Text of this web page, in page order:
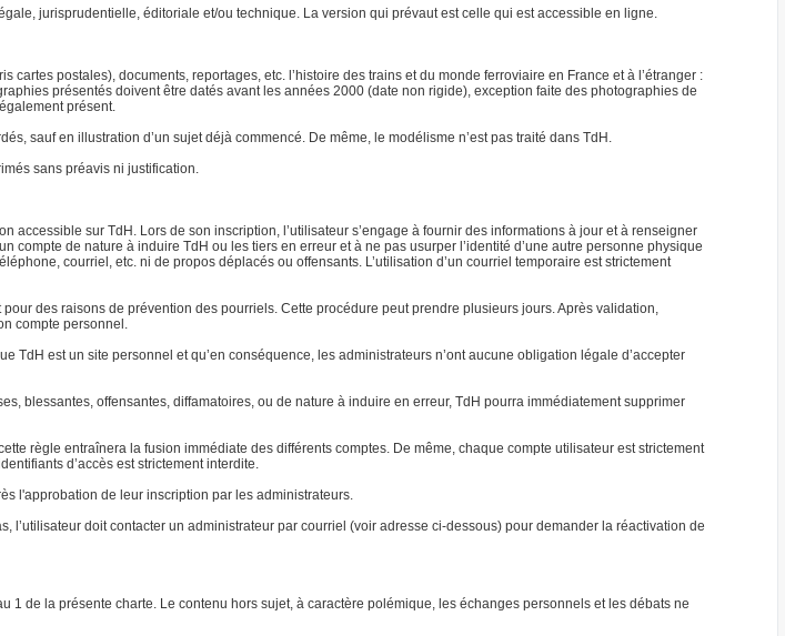
jurisprudentielle, éditoriale et/ou technique. La version qui prévaut est celle qui est accessible en ligne.
postales), documents, reportages, etc. l’histoire des trains et du monde ferroviaire en France et à l’étranger :
présentés doivent être datés avant les années 2000 (date non rigide), exception faite des photographies de
présent.
sauf en illustration d’un sujet déjà commencé. De même, le modélisme n’est pas traité dans TdH.
sans préavis ni justification.
sur TdH. Lors de son inscription, l’utilisateur s’engage à fournir des informations à jour et à renseigner
de nature à induire TdH ou les tiers en erreur et à ne pas usurper l’identité d’une autre personne physique
courriel, etc. ni de propos déplacés ou offensants. L’utilisation d’un courriel temporaire est strictement
des raisons de prévention des pourriels. Cette procédure peut prendre plusieurs jours. Après validation,
compte personnel.
TdH est un site personnel et qu’en conséquence, les administrateurs n’ont aucune obligation légale d’accepter
blessantes, offensantes, diffamatoires, ou de nature à induire en erreur, TdH pourra immédiatement supprimer
règle entraînera la fusion immédiate des différents comptes. De même, chaque compte utilisateur est strictement
d’accès est strictement interdite.
l'approbation de leur inscription par les administrateurs.
doit contacter un administrateur par courriel (voir adresse ci-dessous) pour demander la réactivation de
de la présente charte. Le contenu hors sujet, à caractère polémique, les échanges personnels et les débats ne